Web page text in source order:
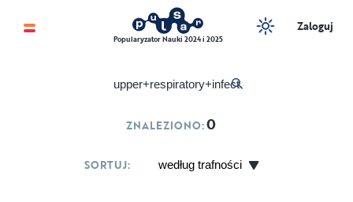
Popularyzator Nauki 2024 i 2025
Zaloguj
ZNALEZIONO:0
SORTUJ: